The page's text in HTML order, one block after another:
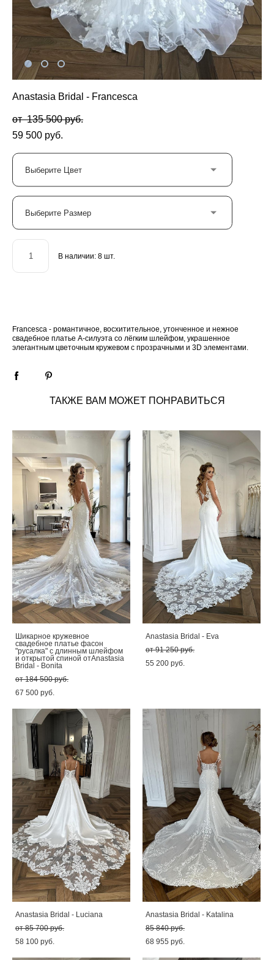
Anastasia Bridal - Francesca
от 135 500 pуб.
59 500 pуб.
Выберите Цвет
Выберите Размер
В наличии: 8 шт.
Francesca - романтичное, восхитительное, утонченное и нежное
свадебное платье А-силуэта со лёгким шлейфом, украшенное
элегантным цветочным кружевом с прозрачными и 3D элементами.
ТАКЖЕ ВАМ МОЖЕТ ПОНРАВИТЬСЯ
Шикарное кружевное
свадебное платье фасон
"русалка" с длинным шлейфом
и открытой спиной отAnastasia
Bridal - Bonita
от 184 500 pуб.
67 500 pуб.
Anastasia Bridal - Eva
от 91 250 pуб.
55 200 pуб.
Anastasia Bridal - Luciana
от 85 700 pуб.
58 100 pуб.
Anastasia Bridal - Katalina
85 840 pуб.
68 955 pуб.